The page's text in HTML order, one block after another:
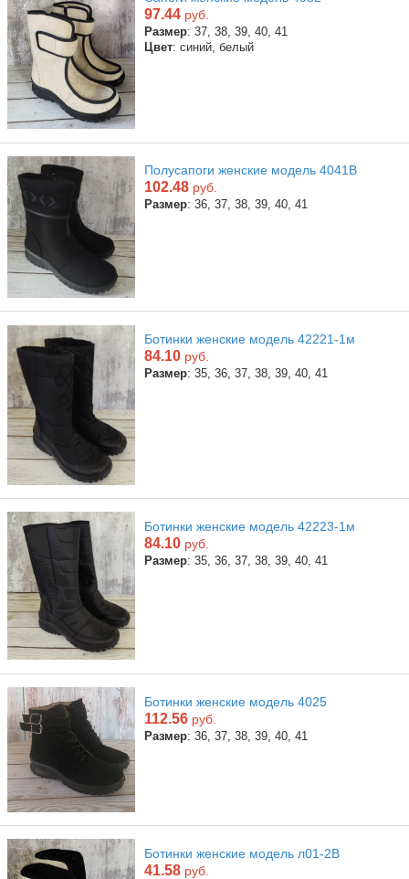
97.44 руб.
Размер: 37, 38, 39, 40, 41
Цвет: синий, белый
Полусапоги женские модель 4041В
102.48 руб.
Размер: 36, 37, 38, 39, 40, 41
Ботинки женские модель 42221-1м
84.10 руб.
Размер: 35, 36, 37, 38, 39, 40, 41
Ботинки женские модель 42223-1м
84.10 руб.
Размер: 35, 36, 37, 38, 39, 40, 41
Ботинки женские модель 4025
112.56 руб.
Размер: 36, 37, 38, 39, 40, 41
Ботинки женские модель л01-2В
41.58 руб.